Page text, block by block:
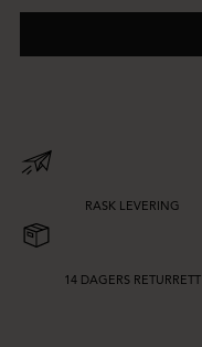
RASK LEVERING
14 DAGERS RETURRETT